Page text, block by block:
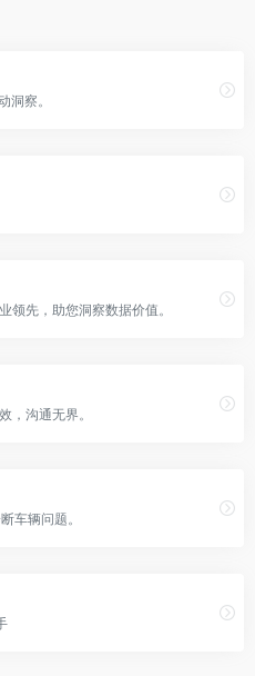
洞察。
领先，助您洞察数据价值。
，沟通无界。
车辆问题。